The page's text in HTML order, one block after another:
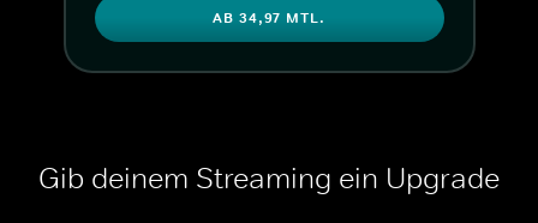
AB 34,97 MTL.
Gib deinem Streaming ein Upgrade